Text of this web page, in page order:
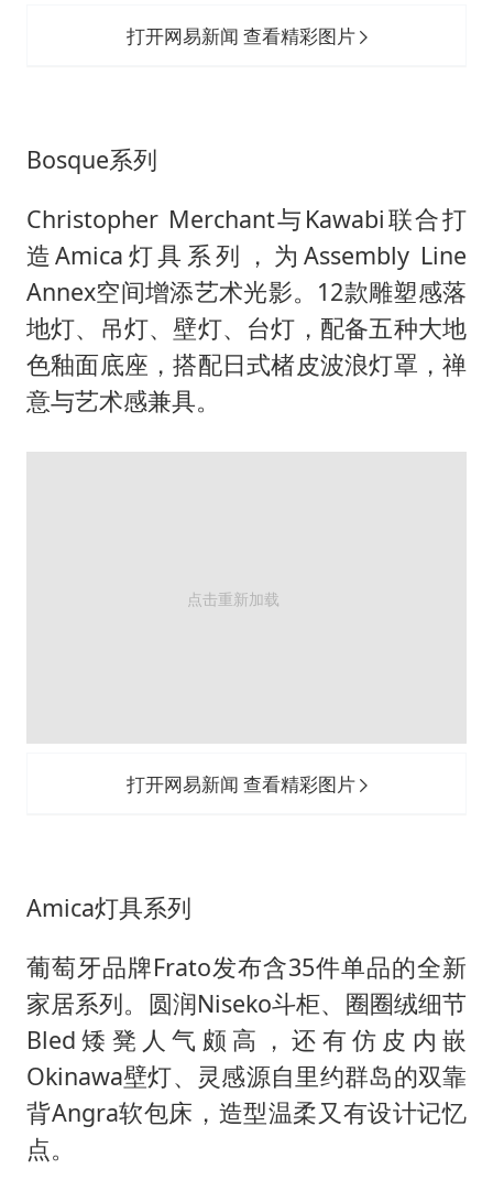
打开网易新闻 查看精彩图片
Bosque系列
Christopher Merchant与Kawabi联合打
造Amica灯具系列，为Assembly Line
Annex空间增添艺术光影。12款雕塑感落
地灯、吊灯、壁灯、台灯，配备五种大地
色釉面底座，搭配日式楮皮波浪灯罩，禅
意与艺术感兼具。
打开网易新闻 查看精彩图片
Amica灯具系列
葡萄牙品牌Frato发布含35件单品的全新
家居系列。圆润Niseko斗柜、圈圈绒细节
Bled矮凳人气颇高，还有仿皮内嵌
Okinawa壁灯、灵感源自里约群岛的双靠
背Angra软包床，造型温柔又有设计记忆
点。